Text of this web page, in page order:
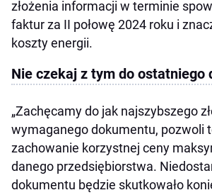
złożenia informacji w terminie
faktur za II połowę 2024 roku i
koszty energii.
Nie czekaj z tym do ostatniego
„Zachęcamy do jak najszybszego
wymaganego dokumentu, pozwoli
zachowanie korzystnej ceny
danego przedsiębiorstwa.
dokumentu będzie skutkowało